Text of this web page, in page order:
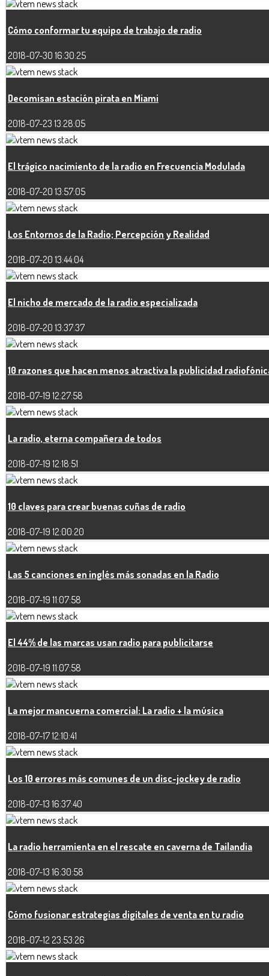
Cómo conformar tu equipo de trabajo de radio
2018-07-30 16:30:25
Decomisan estación pirata en Miami
2018-07-23 13:28:05
El trágico nacimiento de la radio en Frecuencia Modulada
2018-07-20 13:57:05
Los Entornos de la Radio; Percepción y Realidad
2018-07-20 13:44:04
El nicho de mercado de la radio especializada
2018-07-20 13:37:37
10 razones que hacen menos atractiva la publicidad
2018-07-19 12:27:58
La radio, eterna compañera de todos
2018-07-19 12:18:51
10 claves para crear buenas cuñas de radio
2018-07-19 12:00:20
Las 5 canciones en inglés más sonadas en la Radio
2018-07-19 11:07:58
El 44% de las marcas usan radio para publicitarse
2018-07-19 11:07:58
La mejor mancuerna comercial: La radio + la música
2018-07-17 12:10:41
Los 10 errores más comunes de un disc-jockey de radio
2018-07-13 16:37:40
La radio herramienta en el rescate en caverna de Tailandia
2018-07-13 16:30:58
Cómo fusionar estrategias digitales de venta en tu radio
2018-07-12 23:53:26